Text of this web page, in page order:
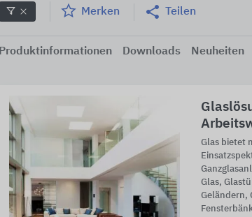
Merken Teilen
Produktinformationen Downloads Neuheiten
Glas bietet
Glas,
Geländern,